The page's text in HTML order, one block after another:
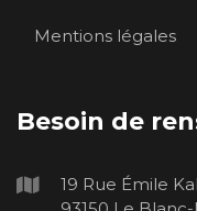
Mentions légales
Besoin de
19 Rue Émile